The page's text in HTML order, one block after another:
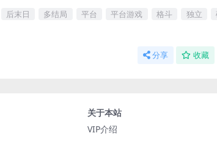
后末日 多结局 平台 平台游戏 格斗 独立
分享 收藏
关于本站
VIP介绍